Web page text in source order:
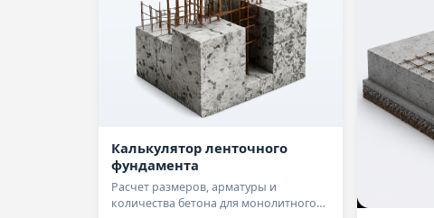
Калькулятор ленточного
фундамента
Расчет размеров, арматуры и
количества бетона для монолитного